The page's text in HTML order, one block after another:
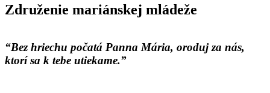
Združenie mariánskej mládeže
“Bez hriechu počatá Panna Mária, oroduj za nás,
ktorí sa k tebe utiekame.”